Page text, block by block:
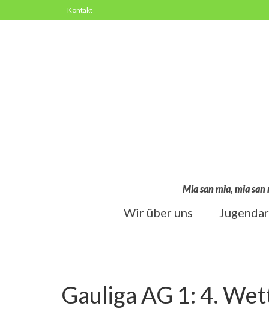
Kontakt
Mia san mia, mia
Wir über uns
Gauliga AG 1: 4.